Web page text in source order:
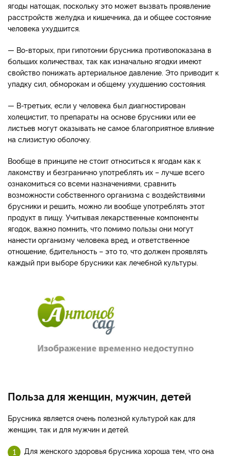
ягоды натощак, поскольку это может вызвать проявление
расстройств желудка и кишечника, да и общее состояние
человека ухудшится.
— Во-вторых, при гипотонии брусника противопоказана в
больших количествах, так как изначально ягодки имеют
свойство понижать артериальное давление. Это приводит к
упадку сил, обморокам и общему ухудшению состояния.
— В-третьих, если у человека был диагностирован
холецистит, то препараты на основе брусники или ее
листьев могут оказывать не самое благоприятное влияние
на слизистую оболочку.
Вообще в принципе не стоит относиться к ягодам как к
лакомству и безгранично употреблять их – лучше всего
ознакомиться со всеми назначениями, сравнить
возможности собственного организма с воздействиями
брусники и решить, можно ли вообще употреблять этот
продукт в пищу. Учитывая лекарственные компоненты
ягодок, важно помнить, что помимо пользы они могут
нанести организму человека вред, и ответственное
отношение, бдительность – это то, что должен проявлять
каждый при выборе брусники как лечебной культуры.
Польза для женщин, мужчин, детей
Брусника является очень полезной культурой как для
женщин, так и для мужчин и детей.
Для женского здоровья брусника хороша тем, что она